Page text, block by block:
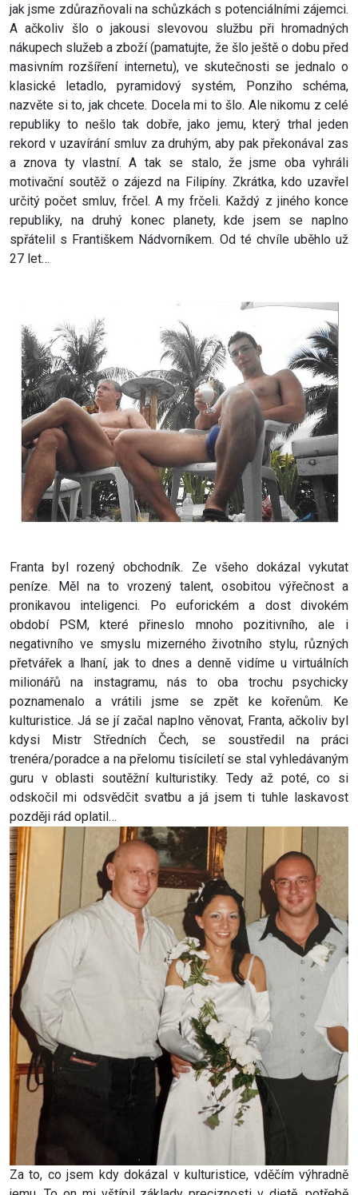
jak jsme zdůrazňovali na schůzkách s potenciálními zájemci.
A ačkoliv šlo o jakousi slevovou službu při hromadných
nákupech služeb a zboží (pamatujte, že šlo ještě o dobu před
masivním rozšíření internetu), ve skutečnosti se jednalo o
klasické letadlo, pyramidový systém, Ponziho schéma,
nazvěte si to, jak chcete. Docela mi to šlo. Ale nikomu z celé
republiky to nešlo tak dobře, jako jemu, který trhal jeden
rekord v uzavírání smluv za druhým, aby pak překonával zas
a znova ty vlastní. A tak se stalo, že jsme oba vyhráli
motivační soutěž o zájezd na Filipíny. Zkrátka, kdo uzavřel
určitý počet smluv, frčel. A my frčeli. Každý z jiného konce
republiky, na druhý konec planety, kde jsem se naplno
spřátelil s Františkem Nádvorníkem. Od té chvíle uběhlo už
27 let…
Franta byl rozený obchodník. Ze všeho dokázal vykutat
peníze. Měl na to vrozený talent, osobitou výřečnost a
pronikavou inteligenci. Po euforickém a dost divokém
období PSM, které přineslo mnoho pozitivního, ale i
negativního ve smyslu mizerného životního stylu, různých
přetvářek a lhaní, jak to dnes a denně vidíme u virtuálních
milionářů na instagramu, nás to oba trochu psychicky
poznamenalo a vrátili jsme se zpět ke kořenům. Ke
kulturistice. Já se jí začal naplno věnovat, Franta, ačkoliv byl
kdysi Mistr Středních Čech, se soustředil na práci
trenéra/poradce a na přelomu tisíciletí se stal vyhledávaným
guru v oblasti soutěžní kulturistiky. Tedy až poté, co si
odskočil mi odsvědčit svatbu a já jsem ti tuhle laskavost
později rád oplatil…
Za to, co jsem kdy dokázal v kulturistice, vděčím výhradně